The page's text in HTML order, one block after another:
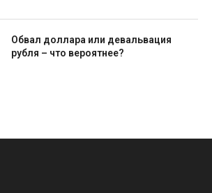
Обвал доллара или девальвация
рубля – что вероятнее?